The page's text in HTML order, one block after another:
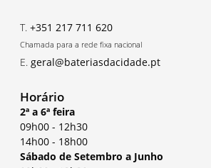
T. +351 217 711 620
Chamada para a rede fixa nacional
E. geral@bateriasdacidade.pt
Horário
2ª a 6ª feira
09h00 - 12h30
14h00 - 18h00
Sábado de Setembro a Junho